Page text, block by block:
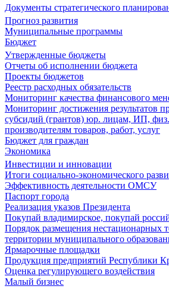
Документы стратегического
Прогноз развития
Муниципальные программы
Бюджет
Утвержденные бюджеты
Отчеты об исполнении бюджета
Проекты бюджетов
Реестр расходных обязательств
Мониторинг качества финансового
Мониторинг достижения результатов
субсидий (грантов) юр. лицам, ИП,
производителям товаров, работ, услуг
Бюджет для граждан
Экономика
Инвестиции и инновации
Итоги социально-экономического
Эффективность деятельности ОМСУ
Паспорт города
Реализация указов Президента
Покупай владимирское, покупай
Порядок размещения нестационарных
территории муниципального
Ярмарочные площадки
Продукция предприятий Республики
Оценка регулирующего воздействия
Малый бизнес